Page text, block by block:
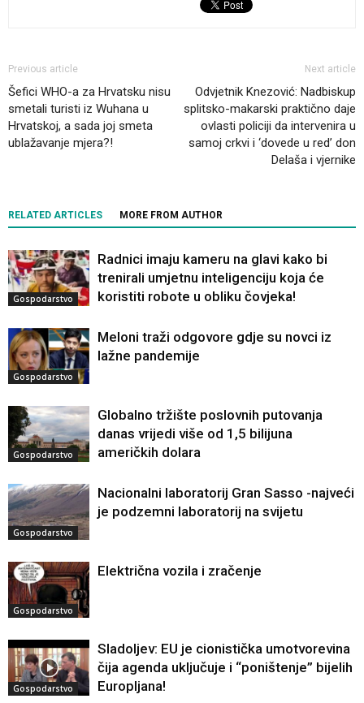
Previous article
Šefici WHO-a za Hrvatsku nisu
smetali turisti iz Wuhana u
Hrvatskoj, a sada joj smeta
ublažavanje mjera?!
Next article
Odvjetnik Knezović: Nadbiskup
splitsko-makarski praktično daje
ovlasti policiji da intervenira u
samoj crkvi i ‘dovede u red’ don
Delaša i vjernike
RELATED ARTICLES MORE FROM AUTHOR
Gospodarstvo
Radnici imaju kameru na glavi kako bi
trenirali umjetnu inteligenciju koja će
koristiti robote u obliku čovjeka!
Gospodarstvo
Meloni traži odgovore gdje su novci iz
lažne pandemije
Gospodarstvo
Globalno tržište poslovnih putovanja
danas vrijedi više od 1,5 bilijuna
američkih dolara
Gospodarstvo
Nacionalni laboratorij Gran Sasso -najveći
je podzemni laboratorij na svijetu
Gospodarstvo
Električna vozila i zračenje
Gospodarstvo
Sladoljev: EU je cionistička umotvorevina
čija agenda uključuje i “poništenje” bijelih
Europljana!